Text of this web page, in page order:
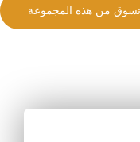
تسوق من هذه المجموعة